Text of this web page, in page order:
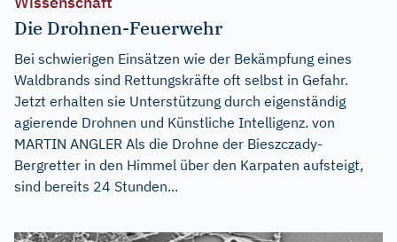
Die Drohnen-Feuerwehr
Bei schwierigen Einsätzen wie der Bekämpfung eines
Waldbrands sind Rettungskräfte oft selbst in Gefahr.
Jetzt erhalten sie Unterstützung durch eigenständig
agierende Drohnen und Künstliche Intelligenz. von
MARTIN ANGLER Als die Drohne der Bieszczady-
Bergretter in den Himmel über den Karpaten aufsteigt,
sind bereits 24 Stunden...